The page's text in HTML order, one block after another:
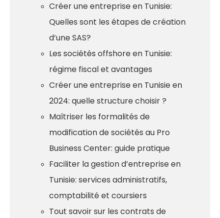
Créer une entreprise en Tunisie:
Quelles sont les étapes de création
d’une SAS?
Les sociétés offshore en Tunisie:
régime fiscal et avantages
Créer une entreprise en Tunisie en
2024: quelle structure choisir ?
Maîtriser les formalités de
modification de sociétés au Pro
Business Center: guide pratique
Faciliter la gestion d’entreprise en
Tunisie: services administratifs,
comptabilité et coursiers
Tout savoir sur les contrats de